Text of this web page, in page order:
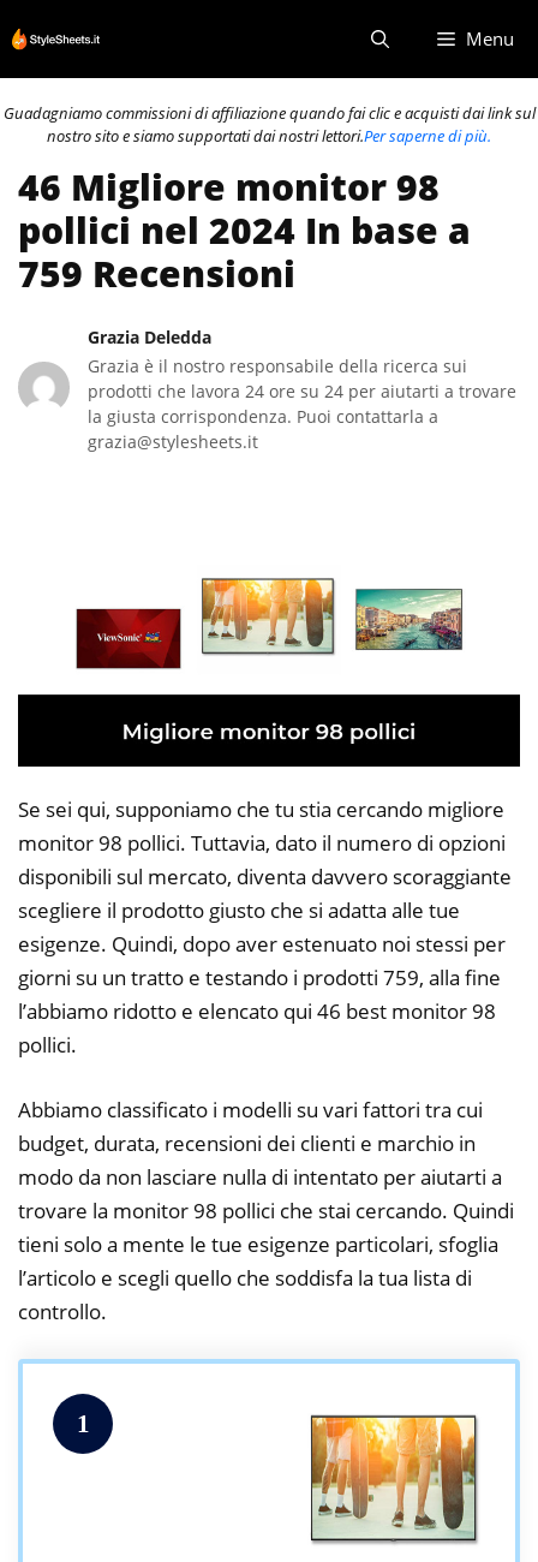
al
contenuto
Menu
Guadagniamo commissioni di affiliazione quando fai clic e acquisti dai link sul
nostro sito e siamo supportati dai nostri lettori.Per saperne di più.
46 Migliore monitor 98
pollici nel 2024 In base a
759 Recensioni
Grazia Deledda
Grazia è il nostro responsabile della ricerca sui
prodotti che lavora 24 ore su 24 per aiutarti a trovare
la giusta corrispondenza. Puoi contattarla a
grazia@stylesheets.it
Se sei qui, supponiamo che tu stia cercando migliore
monitor 98 pollici. Tuttavia, dato il numero di opzioni
disponibili sul mercato, diventa davvero scoraggiante
scegliere il prodotto giusto che si adatta alle tue
esigenze. Quindi, dopo aver estenuato noi stessi per
giorni su un tratto e testando i prodotti 759, alla fine
l’abbiamo ridotto e elencato qui 46 best monitor 98
pollici.
Abbiamo classificato i modelli su vari fattori tra cui
budget, durata, recensioni dei clienti e marchio in
modo da non lasciare nulla di intentato per aiutarti a
trovare la monitor 98 pollici che stai cercando. Quindi
tieni solo a mente le tue esigenze particolari, sfoglia
l’articolo e scegli quello che soddisfa la tua lista di
controllo.
1